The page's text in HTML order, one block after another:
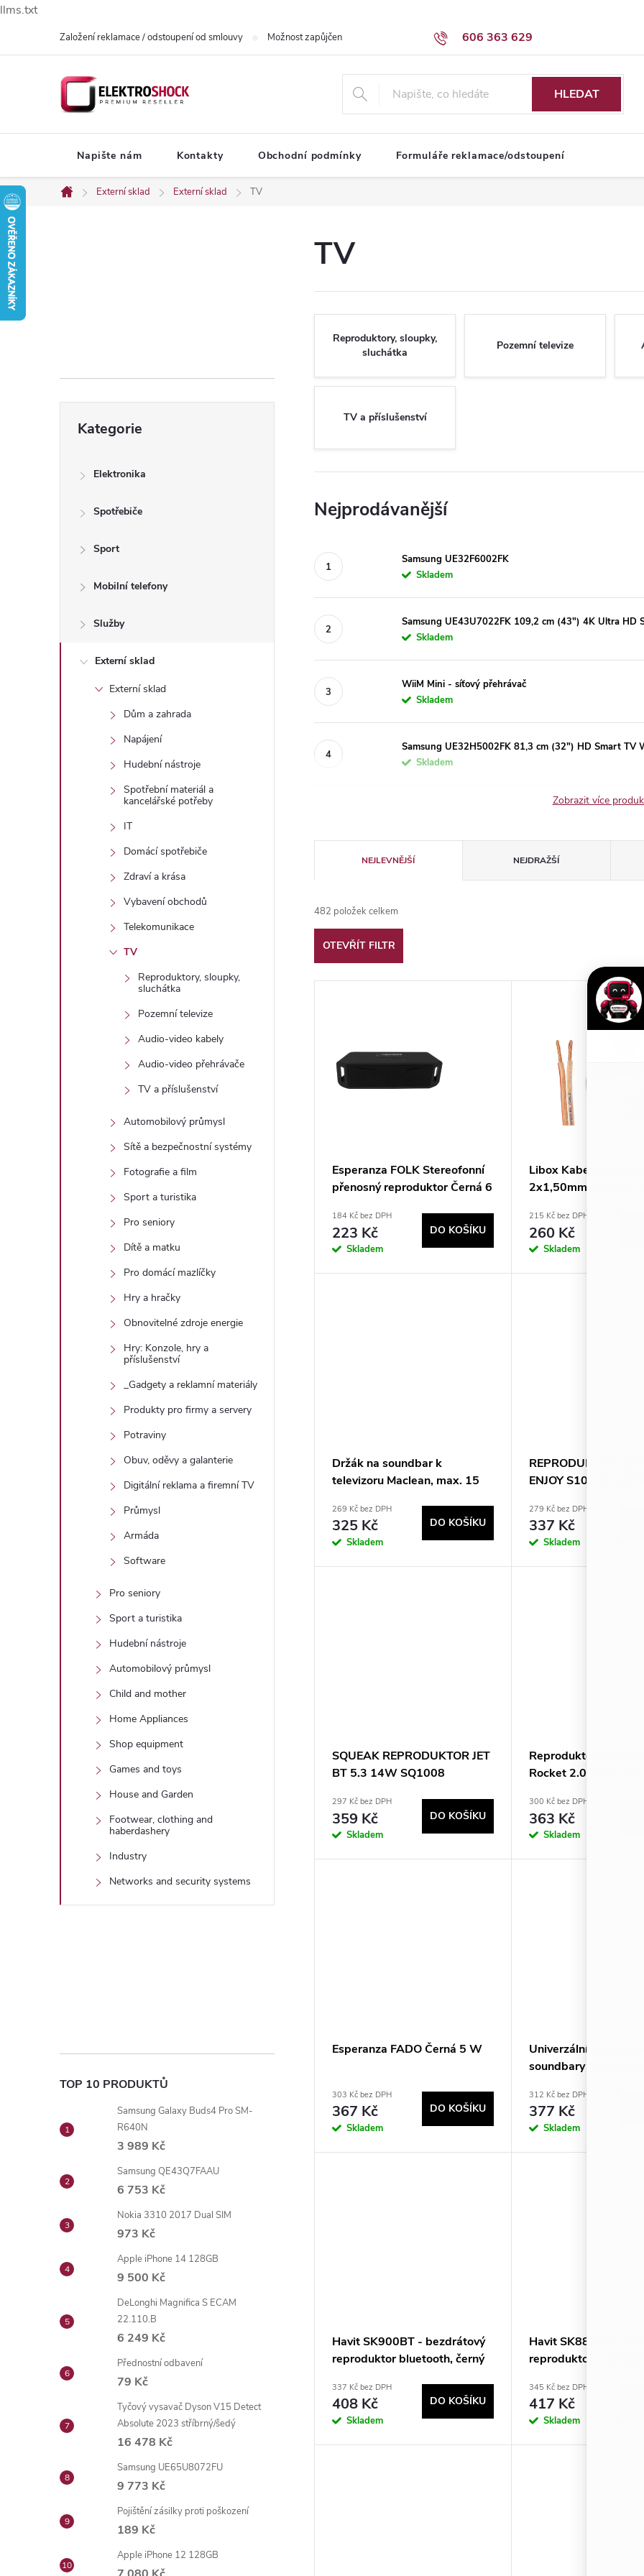
llms.txt
606 363 629
Založení reklamace / odstoupení od smlouvy Možnost zapůjčení dodávky Obchodní podmínky
HLEDAT
Napište nám Kontakty Obchodní podmínky Formuláře reklamace/odstoupení
Domů
Externí sklad Externí sklad TV
r
n
kategorie
Kategorie
Elektronika
Spotřebiče
Sport
Mobilní telefony
Služby
Externí sklad
Externí sklad
Dům a zahrada
Napájení
Hudební nástroje
Spotřební materiál a
kancelářské potřeby
IT
Domácí spotřebiče
Zdraví a krása
Vybavení obchodů
Telekomunikace
TV
Reproduktory, sloupky,
sluchátka
Pozemní televize
Audio-video kabely
Audio-video přehrávače
TV a příslušenství
Automobilový průmysl
Sítě a bezpečnostní systémy
Fotografie a film
Sport a turistika
Pro seniory
Dítě a matku
Pro domácí mazlíčky
Hry a hračky
Obnovitelné zdroje energie
Hry: Konzole, hry a
příslušenství
_Gadgety a reklamní materiály
Produkty pro firmy a servery
Potraviny
Obuv, oděvy a galanterie
Digitální reklama a firemní TV
Průmysl
Armáda
Software
Pro seniory
Sport a turistika
Hudební nástroje
Automobilový průmysl
Child and mother
Home Appliances
Shop equipment
Games and toys
House and Garden
Footwear, clothing and
haberdashery
Industry
Networks and security systems
TOP 10 PRODUKTŮ
Samsung Galaxy Buds4 Pro SM-
R640N
3 989 Kč
Samsung QE43Q7FAAU
6 753 Kč
Nokia 3310 2017 Dual SIM
973 Kč
Apple iPhone 14 128GB
9 500 Kč
DeLonghi Magnifica S ECAM
22.110.B
6 249 Kč
Přednostní odbavení
79 Kč
Tyčový vysavač Dyson V15 Detect
Absolute 2023 stříbrný/šedý
16 478 Kč
Samsung UE65U8072FU
9 773 Kč
Pojištění zásilky proti poškození
189 Kč
Apple iPhone 12 128GB
TV
Reproduktory, sloupky,
sluchátka
Pozemní televize
TV a příslušenství
Nejprodávanější
Samsung UE32F6002FK
Skladem
Samsung UE43U7022FK 109,2 cm (43") 4K Ultra HD
Skladem
WiiM Mini - síťový přehrávač
Skladem
Samsung UE32H5002FK 81,3 cm (32") HD Smart TV
Skladem
Zobrazit více
a
z
e
NEJLEVNĚJŠÍ NEJDRAŽŠÍ
482 položek celkem
OTEVŘÍT FILTR
d
Esperanza FOLK Stereofonní
přenosný reproduktor Černá 6
184 Kč bez DPH
223 Kč
Skladem
DO KOŠÍKU
Libox Kabel
2x1,50mm LB0008-
215 Kč bez DPH
260 Kč
Skladem
Držák na soundbar k
televizoru Maclean, max. 15
269 Kč bez DPH
325 Kč
Skladem
DO KOŠÍKU
REPRODUKTOR
ENJOY S100
279 Kč bez DPH
337 Kč
Skladem
SQUEAK REPRODUKTOR JET
BT 5.3 14W SQ1008
297 Kč bez DPH
359 Kč
Skladem
DO KOŠÍKU
Reproduktory
Rocket 2.0, 6 W, LED,
300 Kč bez DPH
363 Kč
Skladem
Esperanza FADO Černá 5 W
303 Kč bez DPH
367 Kč
Skladem
DO KOŠÍKU
Univerzální držák
soundbary Maclean,
312 Kč bez DPH
377 Kč
Skladem
Havit SK900BT - bezdrátový
reproduktor bluetooth, černý
337 Kč bez DPH
408 Kč
Skladem
DO KOŠÍKU
Havit SK885BT -
reproduktor
345 Kč bez DPH
417 Kč
Skladem